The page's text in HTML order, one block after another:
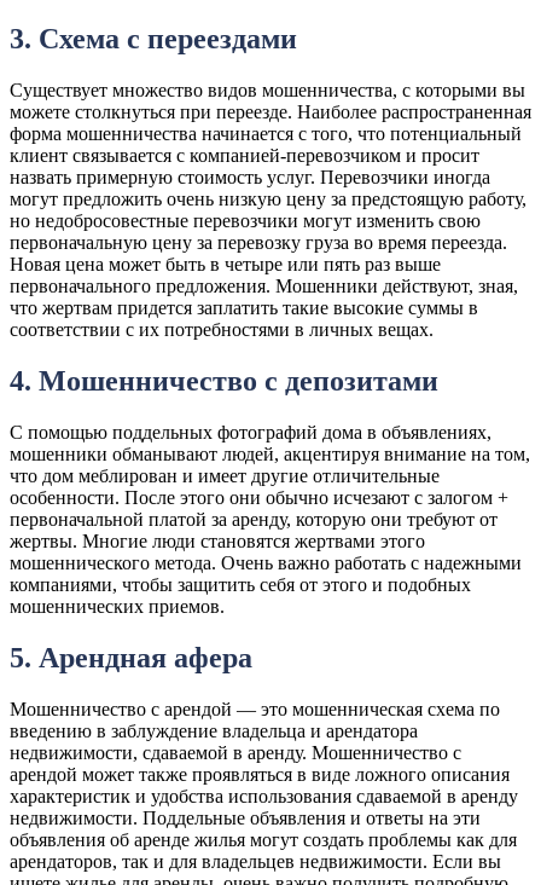
3. Схема с переездами
Существует множество видов мошенничества, с которыми вы
можете столкнуться при переезде. Наиболее распространенная
форма мошенничества начинается с того, что потенциальный
клиент связывается с компанией-перевозчиком и просит
назвать примерную стоимость услуг. Перевозчики иногда
могут предложить очень низкую цену за предстоящую работу,
но недобросовестные перевозчики могут изменить свою
первоначальную цену за перевозку груза во время переезда.
Новая цена может быть в четыре или пять раз выше
первоначального предложения. Мошенники действуют, зная,
что жертвам придется заплатить такие высокие суммы в
соответствии с их потребностями в личных вещах.
4. Мошенничество с депозитами
С помощью поддельных фотографий дома в объявлениях,
мошенники обманывают людей, акцентируя внимание на том,
что дом меблирован и имеет другие отличительные
особенности. После этого они обычно исчезают с залогом +
первоначальной платой за аренду, которую они требуют от
жертвы. Многие люди становятся жертвами этого
мошеннического метода. Очень важно работать с надежными
компаниями, чтобы защитить себя от этого и подобных
мошеннических приемов.
5. Арендная афера
Мошенничество с арендой — это мошенническая схема по
введению в заблуждение владельца и арендатора
недвижимости, сдаваемой в аренду. Мошенничество с
арендой может также проявляться в виде ложного описания
характеристик и удобства использования сдаваемой в аренду
недвижимости. Поддельные объявления и ответы на эти
объявления об аренде жилья могут создать проблемы как для
арендаторов, так и для владельцев недвижимости. Если вы